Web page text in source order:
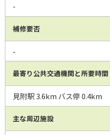
-
補修要否
-
最寄り公共交通機関と所要時間
見附駅 3.6km バス停 0.4km
主な周辺施設